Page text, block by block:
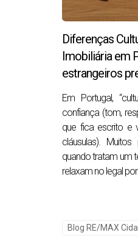
verificar
falar com
recolher
contactar
resolver
Este é o ponto
numa chave
Se não pode
Diferenças
Imobiliária em
estrangeiros
Em Portugal,
confiança (tom,
que fica escrito e
cláusulas).
quando tratam um
relaxam no legal por
Blog RE/MAX